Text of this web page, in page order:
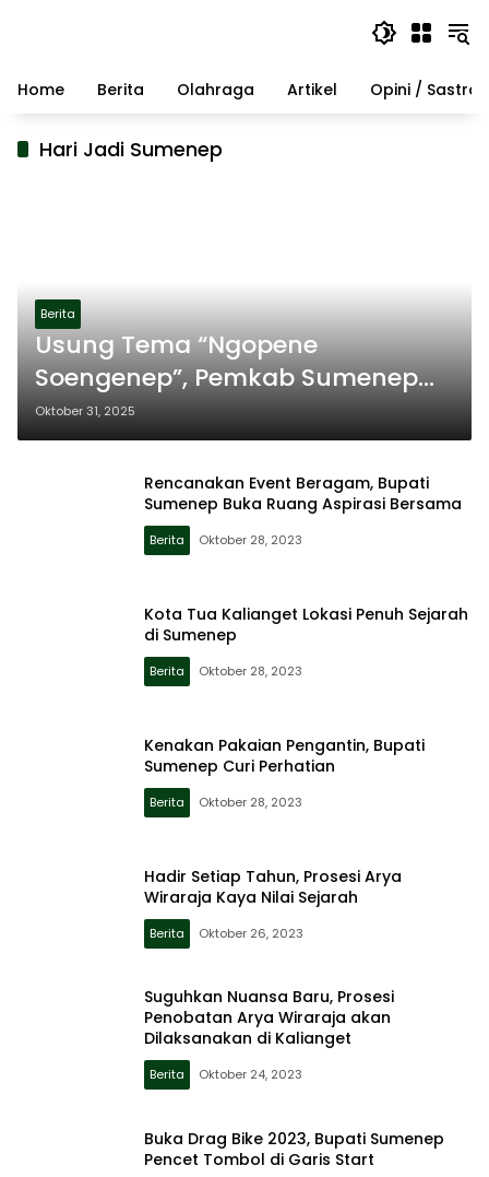
Home
Berita Olahraga Artikel Opini / Sastra
Hari Jadi Sumenep
Berita
Usung Tema “Ngopene
Soengenep”, Pemkab Sumenep
Mantapkan Branding Budaya
dan Identitas Kota Keris di Hari
Jadi ke-756
Oktober 31, 2025
Rencanakan Event Beragam, Bupati
Sumenep Buka Ruang Aspirasi Bersama
Berita Oktober 28, 2023
Kota Tua Kalianget Lokasi Penuh Sejarah
di Sumenep
Berita Oktober 28, 2023
Kenakan Pakaian Pengantin, Bupati
Sumenep Curi Perhatian
Berita Oktober 28, 2023
Hadir Setiap Tahun, Prosesi Arya
Wiraraja Kaya Nilai Sejarah
Berita Oktober 26, 2023
Suguhkan Nuansa Baru, Prosesi
Penobatan Arya Wiraraja akan
Dilaksanakan di Kalianget
Berita Oktober 24, 2023
Buka Drag Bike 2023, Bupati Sumenep
Pencet Tombol di Garis Start